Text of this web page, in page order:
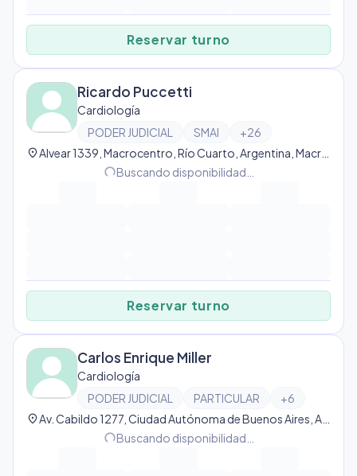
Reservar turno
Ricardo Puccetti
Cardiología
PODER JUDICIAL
SMAI +26
location_on
progress_activityBuscando disponibilidad…
Reservar turno
Carlos Enrique Miller
Cardiología
PODER JUDICIAL
PARTICULAR +6
location_on
progress_activityBuscando disponibilidad…